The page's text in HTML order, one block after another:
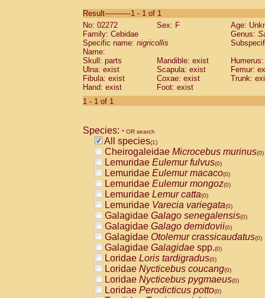
CebidaeSaguinus labiatus(0)
Cebidae Saguinus leucopus (0)
Cebidae
CebidaeSaguinus mystax
Cebidae Saguinus nigricollis (1)
Cebidae Saguinus oedipus
Cebidae Saguinus weddelli
Cebidae Saguinusspp.
Cebidae
CebidaeCebus capucinus
CebidaeCebus nigrivittatus
CebidaeCebus spp.(0)
CebidaeSaimiri boliviensis(0)
CebidaeSaimiri sciureus(0)
AtelidaeAlouatta caraya(0)
AtelidaeAlouatta fusca(0)
AtelidaeAlouatta seniculus(0)
AtelidaeAlouattaspp.(0)
AtelidaeAteles belzebuth(0)
AtelidaeAteles geoffroyi(0)
AtelidaeAteles paniscus(0)
AtelidaeAtelesspp.(0)
AtelidaeLagothrix lagothricha(0)
AtelidaeLagothrix lagothricha cana
PitheciidaeCacajao calvus
Result-----------1 - 1 of 1
No: 02272
Sex: F
Age:
Family: Cebidae
Genus:
Specific name: nigricollis
Name:
Skull: parts
Mandible: exist
Ulna: exist
Scapula: exist
Femur:
Fibula: exist
Coxae: exist
Trunk:
Hand: exist
Foot: exist
1 - 1 of 1
Species: * OR search
All species(1)
Cheirogaleidae Microcebus murinus(0)
Lemuridae Eulemur fulvus(0)
Lemuridae Eulemur macaco(0)
Lemuridae Eulemur mongoz(0)
Lemuridae Lemur catta(0)
Lemuridae Varecia variegata(0)
Galagidae Galago senegalensis(0)
Galagidae Galago demidovii(0)
Galagidae Otolemur crassicaudatus(0)
Galagidae Galagidae spp.(0)
Loridae Loris tardigradus(0)
Loridae Nycticebus coucang(0)
Loridae Nycticebus pygmaeus(0)
Loridae Perodicticus potto(0)